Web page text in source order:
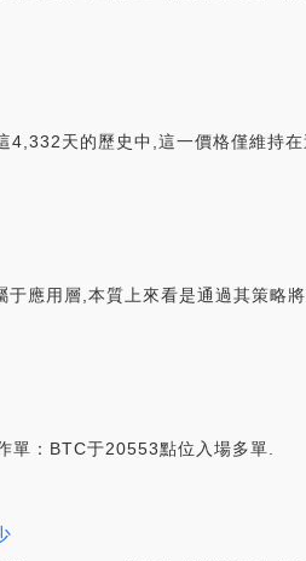
天的歷史中,這一價格僅維持在
應用層,本質上來看是通過其策略
單：BTC于20553點位入場多單.